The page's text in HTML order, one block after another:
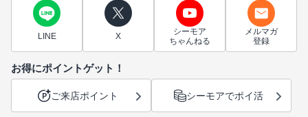
LINE X
シーモア
ちゃんねる
メルマガ
登録
お得にポイントゲット！
ご来店ポイント シーモアでポイ活